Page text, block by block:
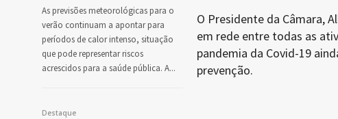
As previsões meteorológicas para o
verão continuam a apontar para
períodos de calor intenso, situação
que pode representar riscos
acrescidos para a saúde pública. A...
Destaque
O Presidente da Câmara,
em rede entre todas as
pandemia da Covid-19
prevenção.